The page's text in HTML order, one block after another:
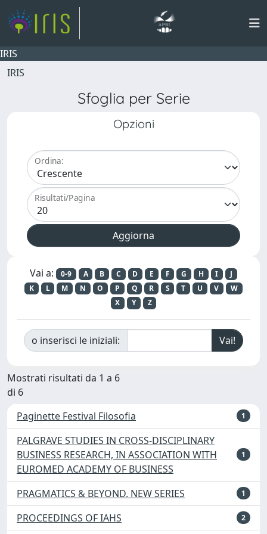
IRIS
IRIS
Sfoglia per Serie
Opzioni
Ordina:
Risultati/Pagina
Vai a: 0-9 A B C D E F G H I
J
K
L M N O P Q R S T U V
W
X
Y Z
o inserisci le iniziali:
Mostrati risultati da 1 a 6
di 6
Paginette Festival Filosofia
1
PALGRAVE STUDIES IN CROSS-DISCIPLINARY
BUSINESS RESEARCH, IN ASSOCIATION WITH
EUROMED ACADEMY OF BUSINESS
1
PRAGMATICS & BEYOND. NEW SERIES 1
PROCEEDINGS OF IAHS 2